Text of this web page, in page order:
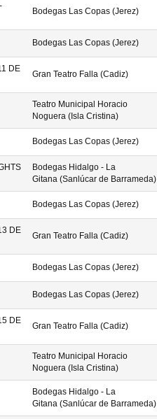
Bodegas Las Copas (Jerez)
Bodegas Las Copas (Jerez)
DE
Gran Teatro Falla (Cadiz)
Teatro Municipal Horacio
Noguera (Isla Cristina)
Bodegas Las Copas (Jerez)
Bodegas Hidalgo - La
Gitana (Sanlúcar de Barrameda)
Bodegas Las Copas (Jerez)
DE
Gran Teatro Falla (Cadiz)
Bodegas Las Copas (Jerez)
Bodegas Las Copas (Jerez)
DE
Gran Teatro Falla (Cadiz)
Teatro Municipal Horacio
Noguera (Isla Cristina)
Bodegas Hidalgo - La
Gitana (Sanlúcar de Barrameda)